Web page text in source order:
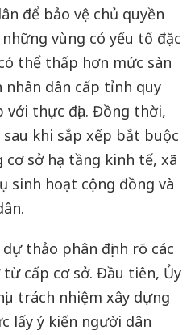
để bảo vệ chủ quyền
vùng có yếu tố đặc
thể thấp hơn mức sàn
nhân dân cấp tỉnh quy
với thực địa. Đồng thời,
khi sắp xếp bắt buộc
sở hạ tầng kinh tế, xã
sinh hoạt cộng đồng và
thảo phân định rõ các
từ cấp cơ sở. Đầu tiên, Ủy
trách nhiệm xây dựng
lấy ý kiến người dân